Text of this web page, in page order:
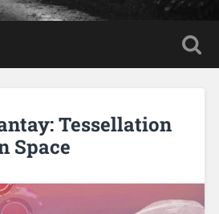
Tessellation
Space